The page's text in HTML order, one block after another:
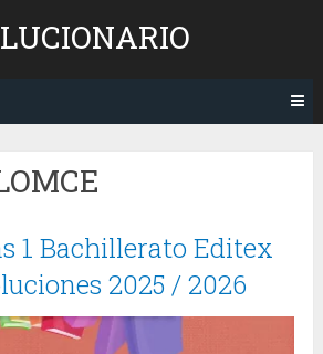
1 Bachillerato Editex
2025 / 2026